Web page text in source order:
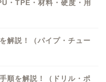
・TPE・材料・硬度・用
解説！（パイプ・チュー
順を解説！（ドリル・ポ